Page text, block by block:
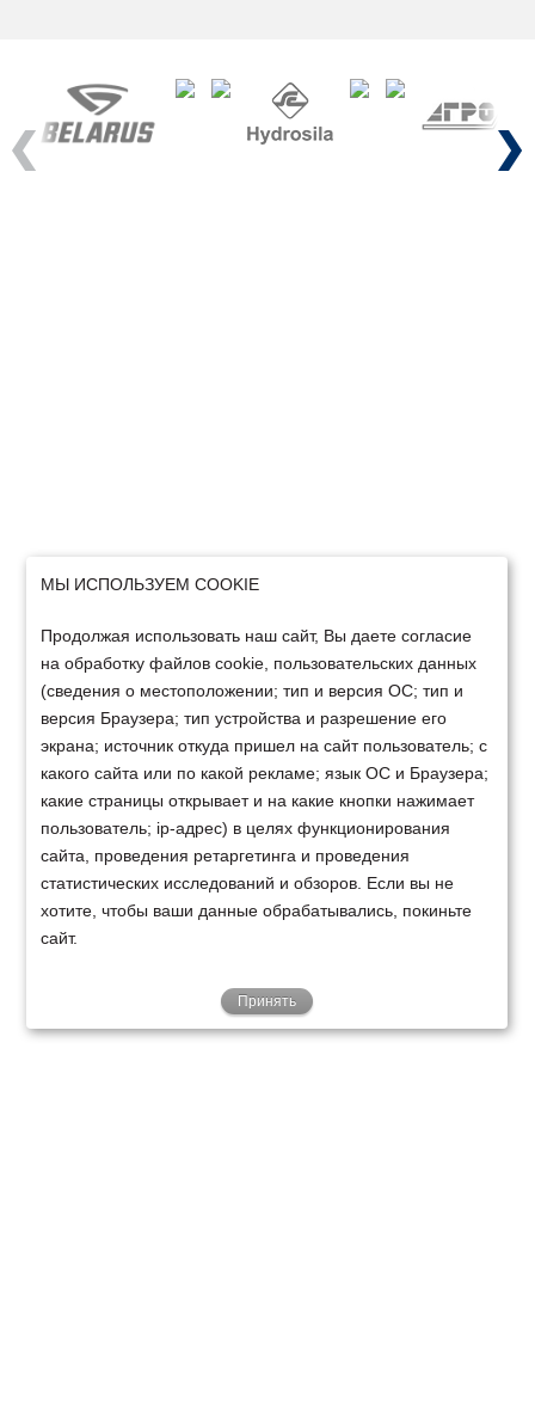
Previous Next
МЫ ИСПОЛЬЗУЕМ COOKIE
Продолжая использовать наш сайт, Вы даете согласие
на обработку файлов cookie, пользовательских данных
(сведения о местоположении; тип и версия ОС; тип и
версия Браузера; тип устройства и разрешение его
экрана; источник откуда пришел на сайт пользователь; с
какого сайта или по какой рекламе; язык ОС и Браузера;
какие страницы открывает и на какие кнопки нажимает
пользователь; ip-адрес) в целях функционирования
сайта, проведения ретаргетинга и проведения
статистических исследований и обзоров. Если вы не
хотите, чтобы ваши данные обрабатывались, покиньте
сайт.
Принять